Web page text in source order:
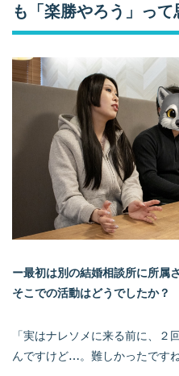
も「楽勝やろう」って
ー最初は別の結婚相談所に所属
そこでの活動はどうでしたか？
「実はナレソメに来る前に、２
んですけど…。難しかったです